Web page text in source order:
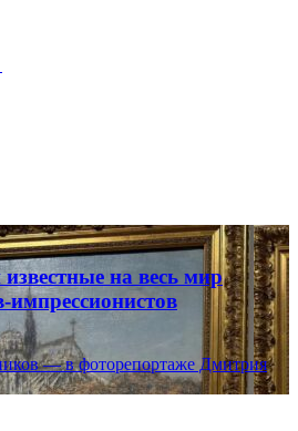
на весь мир
— в фоторепортаже Дмитрия